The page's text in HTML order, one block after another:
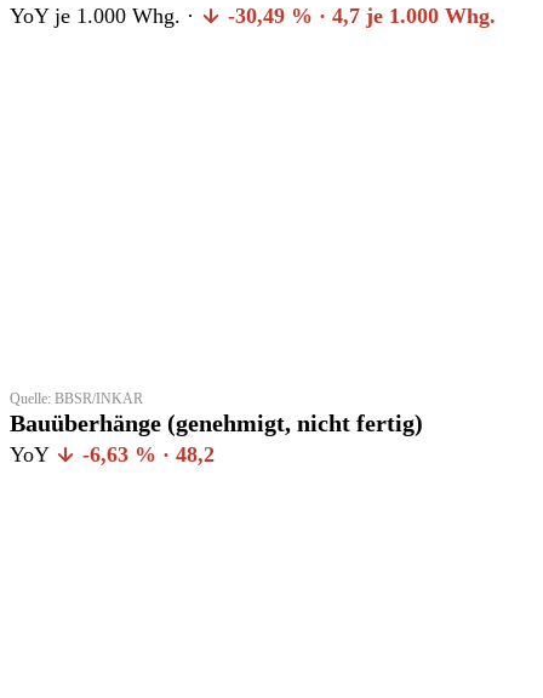
YoY je 1.000 Whg. · -30,49 % · 4,7 je 1.000 Whg.
Quelle: BBSR/INKAR
Bauüberhänge (genehmigt, nicht fertig)
YoY -6,63 % · 48,2